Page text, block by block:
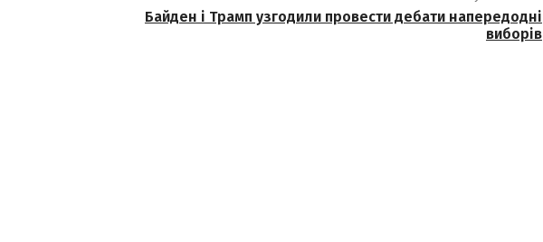
Байден і Трамп узгодили провести дебати напередодні
виборів